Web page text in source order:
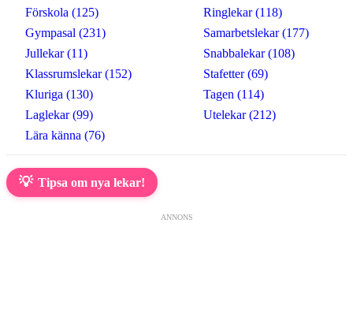
Förskola (125)
Gympasal (231)
Jullekar (11)
Klassrumslekar (152)
Kluriga (130)
Laglekar (99)
Lära känna (76)
Ringlekar (118)
Samarbetslekar (177)
Snabbalekar (108)
Stafetter (69)
Tagen (114)
Utelekar (212)
💡 Tipsa om nya lekar!
ANNONS